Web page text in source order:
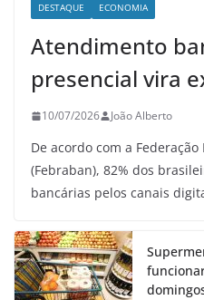
DESTAQUE ECONOMIA
Atendimento
presencial vira
10/07/2026 João Alberto
De acordo com a
(Febraban), 82% dos
bancárias pelos canais